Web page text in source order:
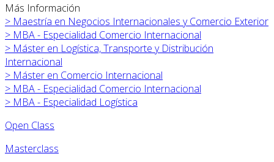
Más Información
> Maestría en Negocios Internacionales y Comercio Exterior
> MBA - Especialidad Comercio Internacional
> Máster en Logística, Transporte y Distribución
Internacional
> Máster en Comercio Internacional
> MBA - Especialidad Comercio Internacional
> MBA - Especialidad Logística
Open Class
Masterclass